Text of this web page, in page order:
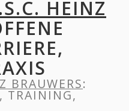
HEINZ
BRAUWERS:
TRAINING,